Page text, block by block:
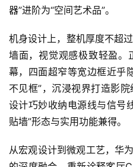
智
时
代
新
能
器”进阶为“空间艺术品”。
机身设计上，整机厚度不超
墙面，视觉观感极致轻盈。
幕，四面超窄等宽边框近乎
不见框”，沉浸视界打造影
设计巧妙收纳电源线与信号
贴墙”形态与实用功能兼得。
从宏观设计到微观工艺，华